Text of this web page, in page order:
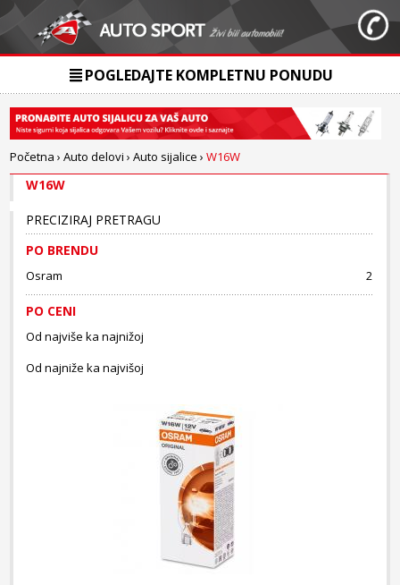
POGLEDAJTE KOMPLETNU PONUDU
Početna ›Auto delovi ›Auto sijalice ›W16W
W16W
PRECIZIRAJ PRETRAGU
PO BRENDU
Osram 2
PO CENI
Od najviše ka najnižoj
Od najniže ka najvišoj